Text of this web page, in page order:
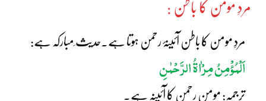
مردِ مومن کا باطن :
مردِ مومن کا باطن آئینۂ رحمن ہوتا ہے۔حدیث ِمبارکہ ہے:
اَلْمُؤْمِنُ مِرْاٰۃُ الرَّحْمٰنِ
ترجمہ: مومن رحمن کا آئینہ ہے۔